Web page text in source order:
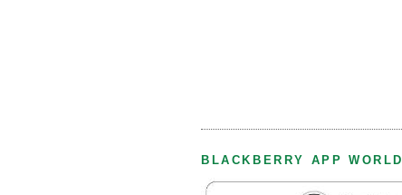
BLACKBERRY APP WORLD